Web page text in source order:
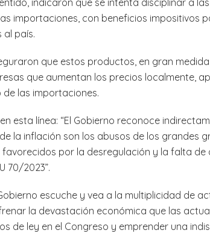
importaciones, con beneficios impositivos
país.
que estos productos, en gran
que aumentan los precios localmente,
las importaciones.
esta línea: “El Gobierno reconoce
la inflación son los abusos de los grandes
por la desregulación y la falta de
70/2023”.
escuche y vea a la multiplicidad de
la devastación económica que las
de ley en el Congreso y emprender una